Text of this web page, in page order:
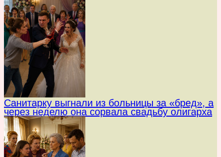
Санитарку выгнали из больницы за «бред», а
через неделю она сорвала свадьбу олигарха